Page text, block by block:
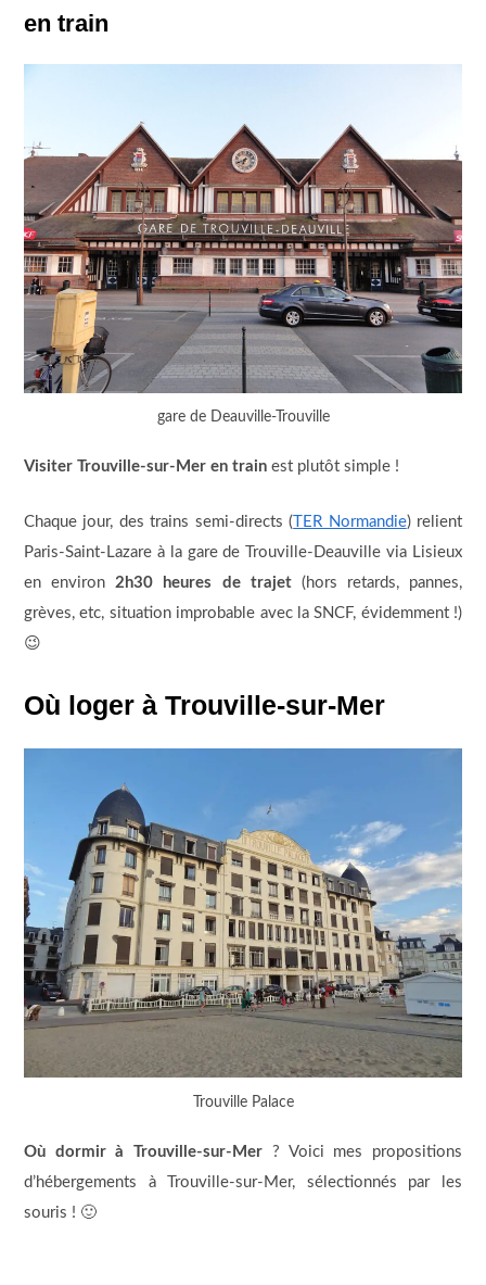
en train
gare de Deauville-Trouville
Visiter Trouville-sur-Mer en trainest plutôt simple !
Chaque jour, des trains semi-directs (TER Normandie) relient
Paris-Saint-Lazare à la gare de Trouville-Deauville via Lisieux
en environ 2h30 heures de trajet(hors retards, pannes,
grèves, etc, situation improbable avec la SNCF, évidemment !)
😉
Où loger à Trouville-sur-Mer
Trouville Palace
Où dormir à Trouville-sur-Mer ? Voici mes propositions
d’hébergements à Trouville-sur-Mer, sélectionnés par les
souris ! 🙂